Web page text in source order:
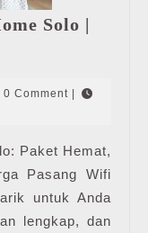
Solo |
0 Comment
Paket Hemat,
Pasang Wifi
untuk Anda
lengkap, dan